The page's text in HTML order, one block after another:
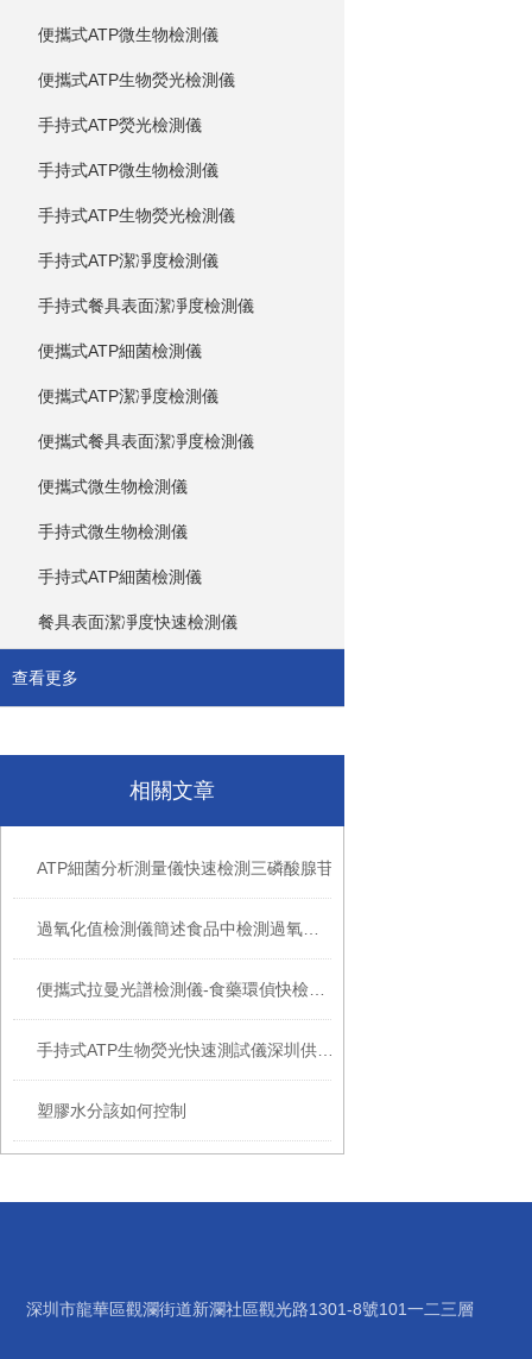
便攜式ATP微生物檢測儀
便攜式ATP生物熒光檢測儀
手持式ATP熒光檢測儀
手持式ATP微生物檢測儀
手持式ATP生物熒光檢測儀
手持式ATP潔凈度檢測儀
手持式餐具表面潔凈度檢測儀
便攜式ATP細菌檢測儀
便攜式ATP潔凈度檢測儀
便攜式餐具表面潔凈度檢測儀
便攜式微生物檢測儀
手持式微生物檢測儀
手持式ATP細菌檢測儀
餐具表面潔凈度快速檢測儀
查看更多
相關文章
ATP細菌分析測量儀快速檢測三磷酸腺苷
塑膠水分該如何控制
深圳市龍華區觀瀾街道新瀾社區觀光路1301-8號101一二三層